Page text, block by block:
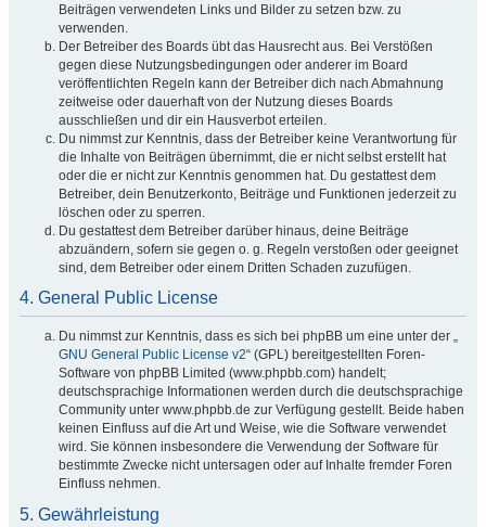
Beiträgen verwendeten Links und Bilder zu setzen bzw. zu
verwenden.
Der Betreiber des Boards übt das Hausrecht aus. Bei Verstößen
gegen diese Nutzungsbedingungen oder anderer im Board
veröffentlichten Regeln kann der Betreiber dich nach Abmahnung
zeitweise oder dauerhaft von der Nutzung dieses Boards
ausschließen und dir ein Hausverbot erteilen.
Du nimmst zur Kenntnis, dass der Betreiber keine Verantwortung für
die Inhalte von Beiträgen übernimmt, die er nicht selbst erstellt hat
oder die er nicht zur Kenntnis genommen hat. Du gestattest dem
Betreiber, dein Benutzerkonto, Beiträge und Funktionen jederzeit zu
löschen oder zu sperren.
Du gestattest dem Betreiber darüber hinaus, deine Beiträge
abzuändern, sofern sie gegen o. g. Regeln verstoßen oder geeignet
sind, dem Betreiber oder einem Dritten Schaden zuzufügen.
4. General Public License
Du nimmst zur Kenntnis, dass es sich bei phpBB um eine unter der „
GNU General Public License v2“ (GPL) bereitgestellten Foren-
Software von phpBB Limited (www.phpbb.com) handelt;
deutschsprachige Informationen werden durch die deutschsprachige
Community unter www.phpbb.de zur Verfügung gestellt. Beide haben
keinen Einfluss auf die Art und Weise, wie die Software verwendet
wird. Sie können insbesondere die Verwendung der Software für
bestimmte Zwecke nicht untersagen oder auf Inhalte fremder Foren
Einfluss nehmen.
5. Gewährleistung